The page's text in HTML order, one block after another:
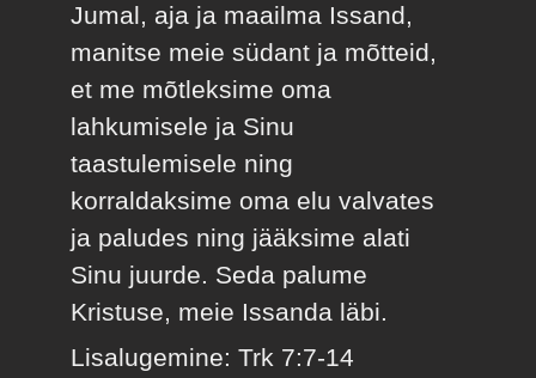
Jumal, aja ja maailma Issand,
manitse meie südant ja mõtteid,
et me mõtleksime oma
lahkumisele ja Sinu
taastulemisele ning
korraldaksime oma elu valvates
ja paludes ning jääksime alati
Sinu juurde. Seda palume
Kristuse, meie Issanda läbi.
Lisalugemine: Trk 7:7-14